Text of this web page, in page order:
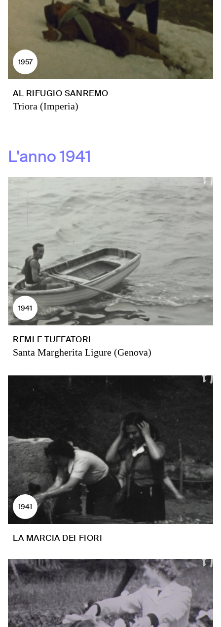
1957
AL RIFUGIO SANREMO
Triora (Imperia)
L'anno1941
1941
REMI E TUFFATORI
Santa Margherita Ligure (Genova)
1941
LA MARCIA DEI FIORI